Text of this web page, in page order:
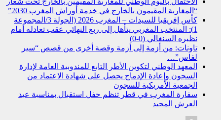
“المغاربة المقيمون بالخارج في خدمة أوراش المغرب 2030”
كأس إفريقيا للسيدات – المغرب 2026 (الجولة 3/المجموعة
1): المنتخب المغربي يتأهل إلى ربع النهائي عقب تعادله أمام
نظيره السنغالي (0-0)
تاونات: من أزمة إلى أزمة وقصة أخرى من قصص “سير
لفاس”…
المعهد الوطني لتكوين الأطر التابع للمندوبية العامة لإدارة
السجون وإعادة الإدماج يحصل على شهادة الاعتماد من
الجمعية الأمريكية للسجون
سفارة المغرب في قطر تنظم حفل استقبال بمناسبة عيد
العرش المجيد